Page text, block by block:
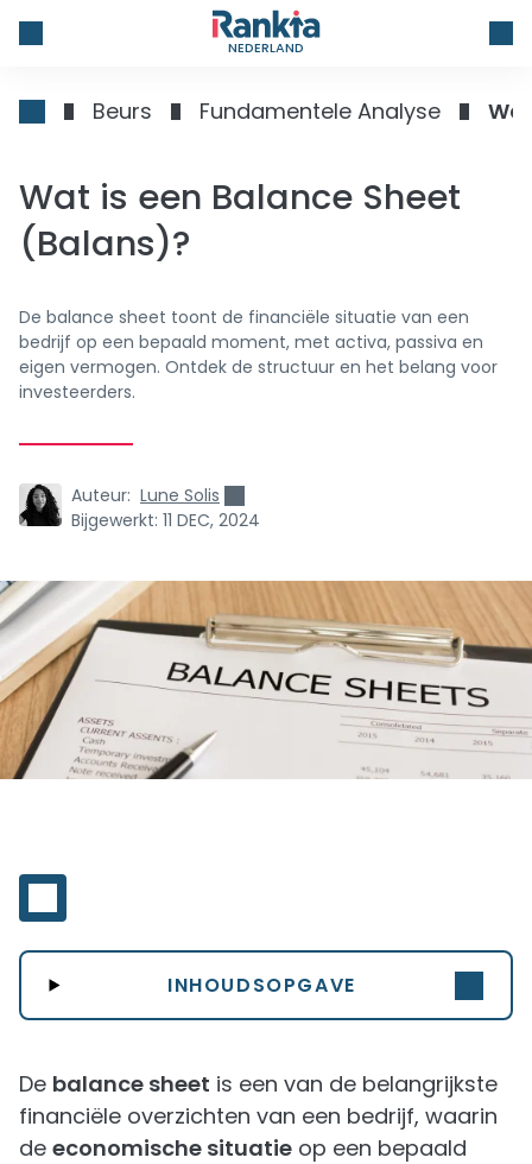
NEDERLAND
Beurs Fundamentele Analyse
Wat is een Balance Sheet
(Balans)?
De balance sheet toont de financiële situatie van een
bedrijf op een bepaald moment, met activa, passiva en
eigen vermogen. Ontdek de structuur en het belang voor
investeerders.
Auteur: Lune Solis
Bijgewerkt: 11 DEC, 2024
INHOUDSOPGAVE
De balance sheet is een van de belangrijkste
financiële overzichten van een bedrijf, waarin
de economische situatie op een bepaald